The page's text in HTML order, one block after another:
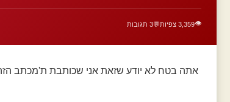
👁️3,359 צפיות 💬3 תגובות
אתה בטח לא יודע שזאת אני שכותבת ת'מכתב